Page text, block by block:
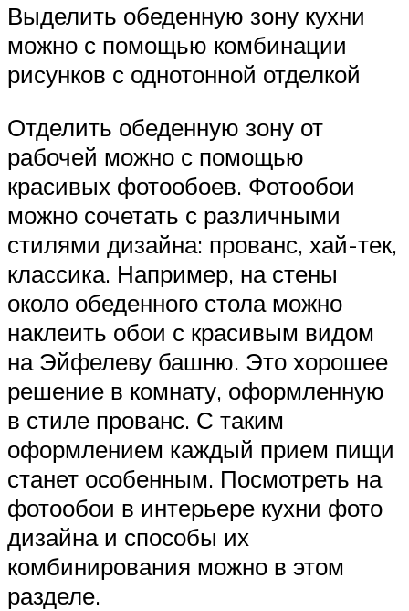
Выделить обеденную зону кухни
можно с помощью комбинации
рисунков с однотонной отделкой
Отделить обеденную зону от
рабочей можно с помощью
красивых фотообоев. Фотообои
можно сочетать с различными
стилями дизайна: прованс, хай-тек,
классика. Например, на стены
около обеденного стола можно
наклеить обои с красивым видом
на Эйфелеву башню. Это хорошее
решение в комнату, оформленную
в стиле прованс. С таким
оформлением каждый прием пищи
станет особенным. Посмотреть на
фотообои в интерьере кухни фото
дизайна и способы их
комбинирования можно в этом
разделе.